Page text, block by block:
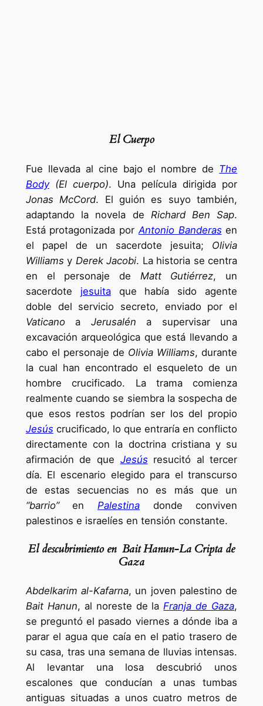
El Cuerpo
Fue llevada al cine bajo el nombre de The
Body(El cuerpo). Una película dirigida por
Jonas McCord. El guión es suyo también,
adaptando la novela de Richard Ben Sap.
Está protagonizada por Antonio Banderas en
el papel de un sacerdote jesuita; Olivia
Williams y Derek Jacobi. La historia se centra
en el personaje de Matt Gutiérrez, un
sacerdote jesuitaque había sido agente
doble del servicio secreto, enviado por el
Vaticanoa Jerusalén a supervisar una
excavación arqueológica que está llevando a
cabo el personaje de Olivia Williams, durante
la cual han encontrado el esqueleto de un
hombre crucificado. La trama comienza
realmente cuando se siembra la sospecha de
que esos restos podrían ser los del propio
Jesús crucificado, lo que entraría en conflicto
directamente con la doctrina cristiana y su
afirmación de que Jesús resucitó al tercer
día. El escenario elegido para el transcurso
de estas secuencias no es más que un
“barrio”en Palestina donde conviven
palestinos e israelíes en tensión constante.
El descubrimiento en Bait Hanun-La Cripta de
Gaza
Abdelkarim al-Kafarna, un joven palestino de
Bait Hanun, al noreste de laFranja de Gaza,
se preguntó el pasado viernes a dónde iba a
parar el agua que caía en el patio trasero de
su casa, tras una semana de lluvias intensas.
Al levantar una losa descubrió unos
escalones que conducían a unas tumbas
antiguas situadas a unos cuatro metros de